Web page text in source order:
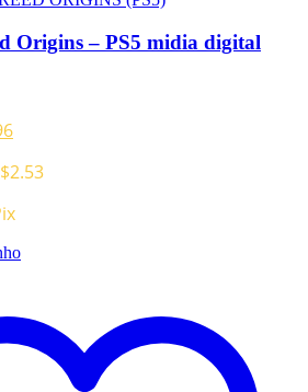
Origins – PS5 midia digital
O
atual
R$24.96.
2.53